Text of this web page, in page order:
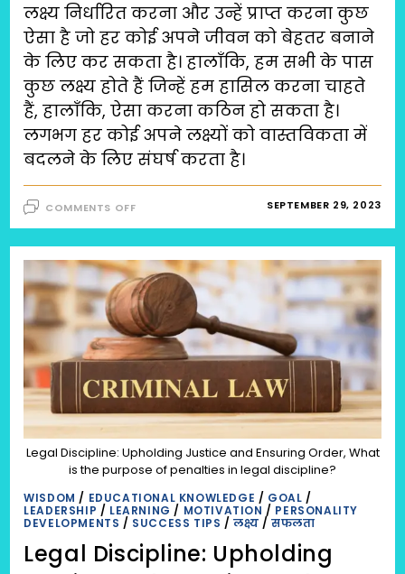
लक्ष्य निर्धारित करना और उन्हें प्राप्त करना कुछ
ऐसा है जो हर कोई अपने जीवन को बेहतर बनाने
के लिए कर सकता है। हालाँकि, हम सभी के पास
कुछ लक्ष्य होते हैं जिन्हें हम हासिल करना चाहते
हैं, हालाँकि, ऐसा करना कठिन हो सकता है।
लगभग हर कोई अपने लक्ष्यों को वास्तविकता में
बदलने के लिए संघर्ष करता है।
COMMENTS OFFON
पाने
अपने
लक्ष्य
तक
पहुँचने
के
लिए
20
युक्तियाँ
(PRERNA
PAANE
AUR
LAKSHAYA
TAK
PAHUNCHNE
KE
LIYE
UPAY)
SEPTEMBER 29, 2023
Legal Discipline: Upholding Justice and Ensuring Order, What
is the purpose of penalties in legal discipline?
WISDOM / EDUCATIONAL KNOWLEDGE / GOAL /
LEADERSHIP / LEARNING / MOTIVATION / PERSONALITY
DEVELOPMENTS / SUCCESS TIPS /लक्ष्य /सफलता
Legal Discipline: Upholding